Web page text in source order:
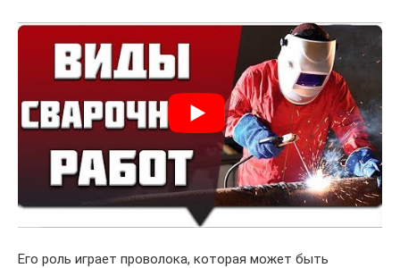
Его роль играет проволока, которая может быть